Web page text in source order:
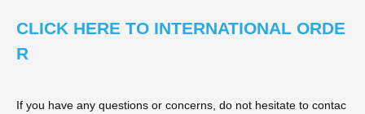
CLICK HERE TO INTERNATIONAL ORDE
R
If you have any questions or concerns, do not hesitate to contac